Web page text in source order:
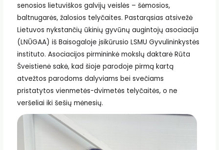
senosios lietuviškos galvijų veislės – šėmosios,
baltnugarės, žalosios telyčaites. Pastarąsias atsivežė
Lietuvos nykstančių ūkinių gyvūnų augintojų asociacija
(LNŪGAA) iš Baisogaloje įsikūrusio LSMU Gyvulininkystės
instituto. Asociacijos pirmininkė mokslų daktarė Rūta
Šveistienė sakė, kad šioje parodoje pirmą kartą
atvežtos parodoms dalyviams bei svečiams
pristatytos vienmetės-dvimetės telyčaitės, o ne
veršeliai iki šešių mėnesių.